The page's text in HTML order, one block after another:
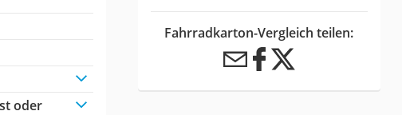
oder
Fahrradkarton-Vergleich teilen: